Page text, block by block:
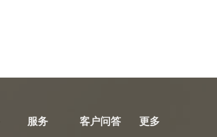
服务 客户问答 更多